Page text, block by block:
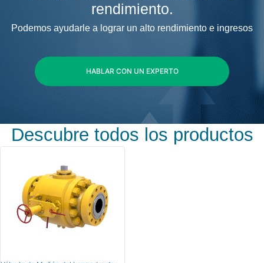
rendimiento.
Podemos ayudarle a lograr un alto rendimiento e ingresos
HABLAR CON UN EXPERTO
Descubre todos los productos